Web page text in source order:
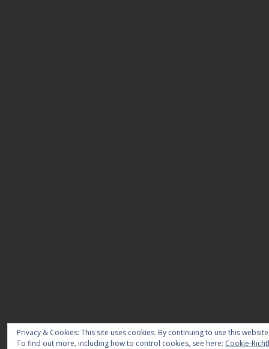
Privacy & Cookies: This site uses cookies. By continuing to use this
To find out more, including how to control cookies, see here: Cookie-